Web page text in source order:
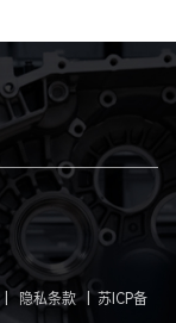
|隐私条款| 苏ICP备